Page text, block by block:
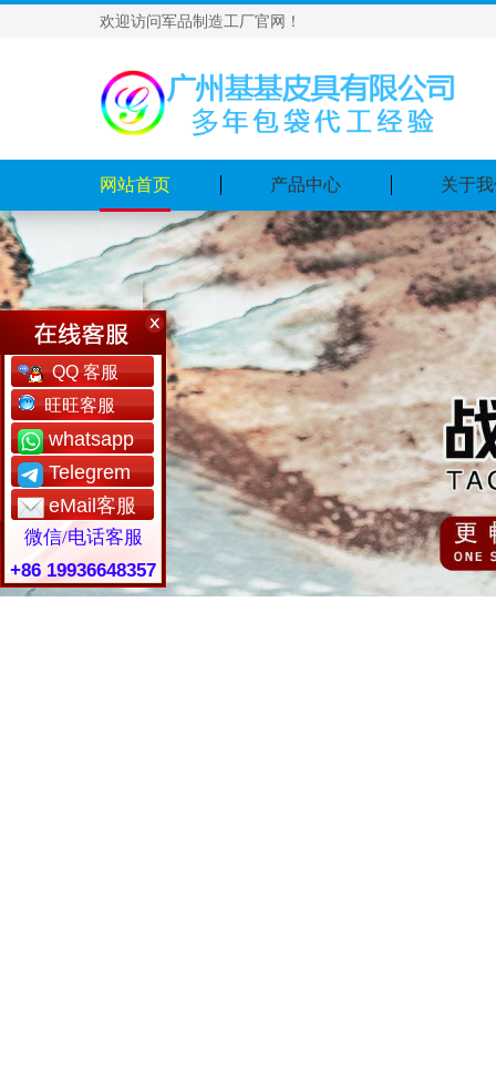
欢迎访问军品制造工厂官网！
网站首页 产品中心 关于
QQ 客服
旺旺客服
whatsapp
Telegrem
eMail客服
微信/电话客服
+86 19936648357